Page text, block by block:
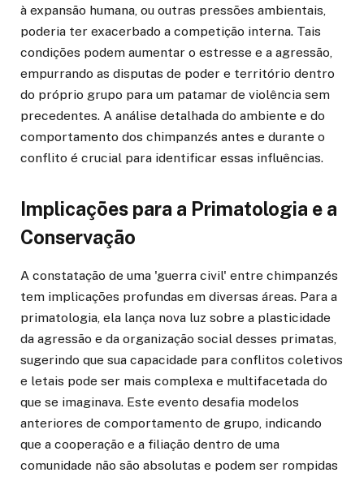
à expansão humana, ou outras pressões ambientais,
poderia ter exacerbado a competição interna. Tais
condições podem aumentar o estresse e a agressão,
empurrando as disputas de poder e território dentro
do próprio grupo para um patamar de violência sem
precedentes. A análise detalhada do ambiente e do
comportamento dos chimpanzés antes e durante o
conflito é crucial para identificar essas influências.
Implicações para a Primatologia e a
Conservação
A constatação de uma 'guerra civil' entre chimpanzés
tem implicações profundas em diversas áreas. Para a
primatologia, ela lança nova luz sobre a plasticidade
da agressão e da organização social desses primatas,
sugerindo que sua capacidade para conflitos coletivos
e letais pode ser mais complexa e multifacetada do
que se imaginava. Este evento desafia modelos
anteriores de comportamento de grupo, indicando
que a cooperação e a filiação dentro de uma
comunidade não são absolutas e podem ser rompidas